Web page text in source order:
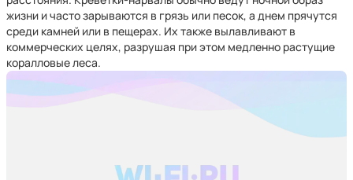
жизни и часто зарываются в грязь или песок, а днем ​​прячутся
среди камней или в пещерах. Их также вылавливают в
коммерческих целях, разрушая при этом медленно растущие
коралловые леса.